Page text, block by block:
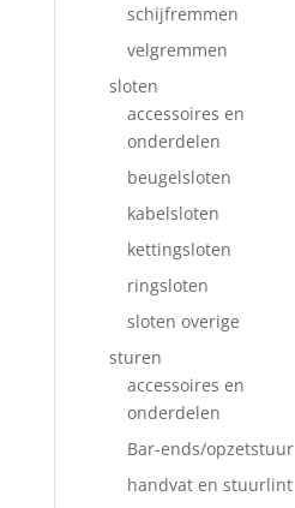
schijfremmen
velgremmen
sloten
accessoires en
onderdelen
beugelsloten
kabelsloten
kettingsloten
ringsloten
sloten overige
sturen
accessoires en
onderdelen
Bar-ends/opzetstuur
handvat en stuurlint